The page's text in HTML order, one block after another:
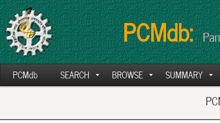
PCMdb:
PCMdb SEARCH BROWSE SUMMARY